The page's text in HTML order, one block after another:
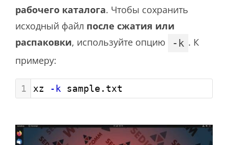
рабочего каталога. Чтобы сохранить
исходный файл после сжатия или
распаковки, используйте опцию -k . К
примеру:
1 xz -k sample.txt